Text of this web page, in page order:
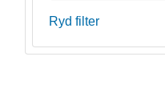
Ryd filter